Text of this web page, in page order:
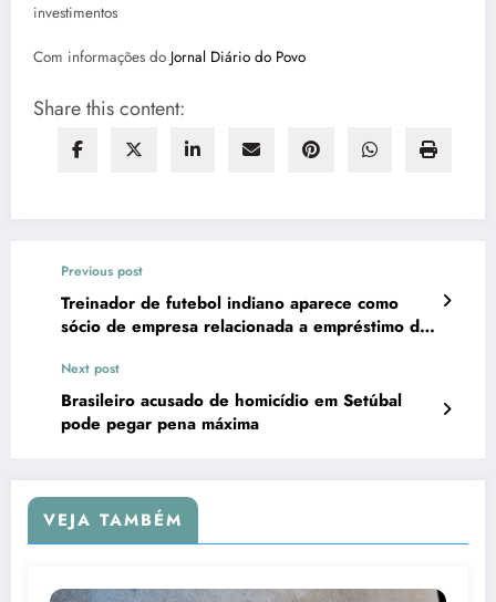
investimentos
Com informações do Jornal Diário do Povo
Share this content:
Previous post
Treinador de futebol indiano aparece como
sócio de empresa relacionada a empréstimo de
Next post
Brasileiro acusado de homicídio em Setúbal
pode pegar pena máxima
VEJA TAMBÉM